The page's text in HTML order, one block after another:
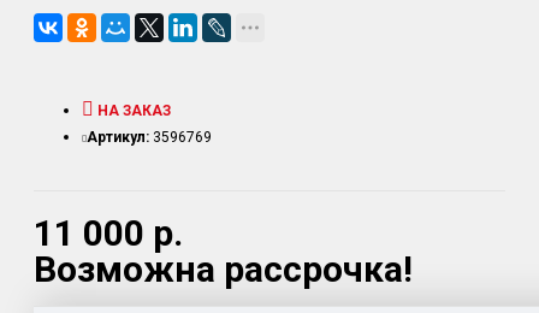
11 000 р.
Возможна рассрочка!
НА ЗАКАЗ
Артикул: 3596769